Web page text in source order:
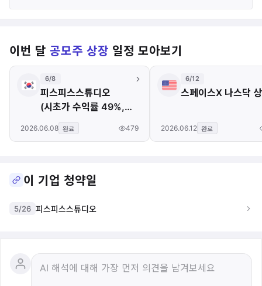
이번 달 공모주 상장 일정 모아보기
6/8
피스피스스튜디오
(시초가 수익률 49%,
비교적 소폭 상승)
2026.06.08 완료 479
6/12
스페이스X 나스닥
2026.06.12 완료
이 기업 청약일
5/26 피스피스스튜디오